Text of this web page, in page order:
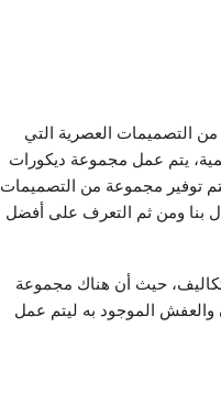
التصميمات العصرية التي
يتم عمل مجموعة ديكورات
يتم توفير مجموعة من التصميمات
بنا ومن ثم التعرف على أفضل
حيث أن هناك مجموعة
والعفش الموجود به ليتم عمل